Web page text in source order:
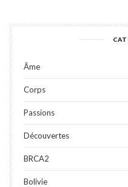
Âme
Corps
Passions
Découvertes
BRCA2
Bolivie